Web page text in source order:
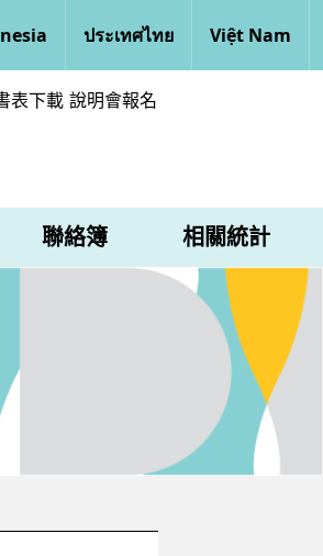
ประเทศไทย Việt Nam
表下載 說明會報名
聯絡簿 相關統計